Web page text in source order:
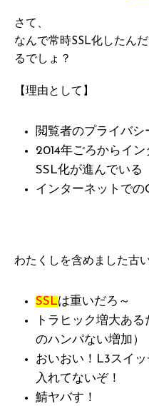
さて、
なんで常時SSL化したん
るでしょ？
【理由として】
閲覧者のプライバシ
2014年ごろからイ
SSL化が進んでいる
インターネットで
わたくしを含めました古
SSLは重いだろ～
トラヒック増大あ
のハンパない増加）
おいおい！L3スイ
入れてないぞ！
鯖ヤバす！